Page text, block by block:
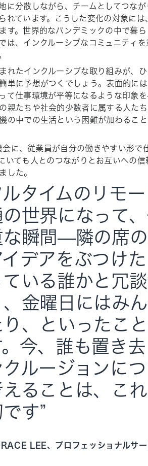
に分散しながら、チームとしてつな
れています。こうした変化の対象に
す。世界的なパンデミックの中で暮
は、インクルーシブなコミュニティ
れたインクルーシブな取り組みが、
単に予想がつくでしょう。表面的に
て仕事環境が平等になるような印象
親たちや社会的少数者に属する人た
の中での生活という困難が加わるこ
に、従業員が自分の働きやすい形で
いても人とのつながりとお互いへの
した。
ルタイムのリモ
の世界になって
な瞬間—隣の席
イデアをぶつけ
ている誰かと冗
、金曜日にはみ
り、といったこ
。今、誰も置き
クルージョンに
えることは、こ
す”
LEE、プロフェッショナルサー